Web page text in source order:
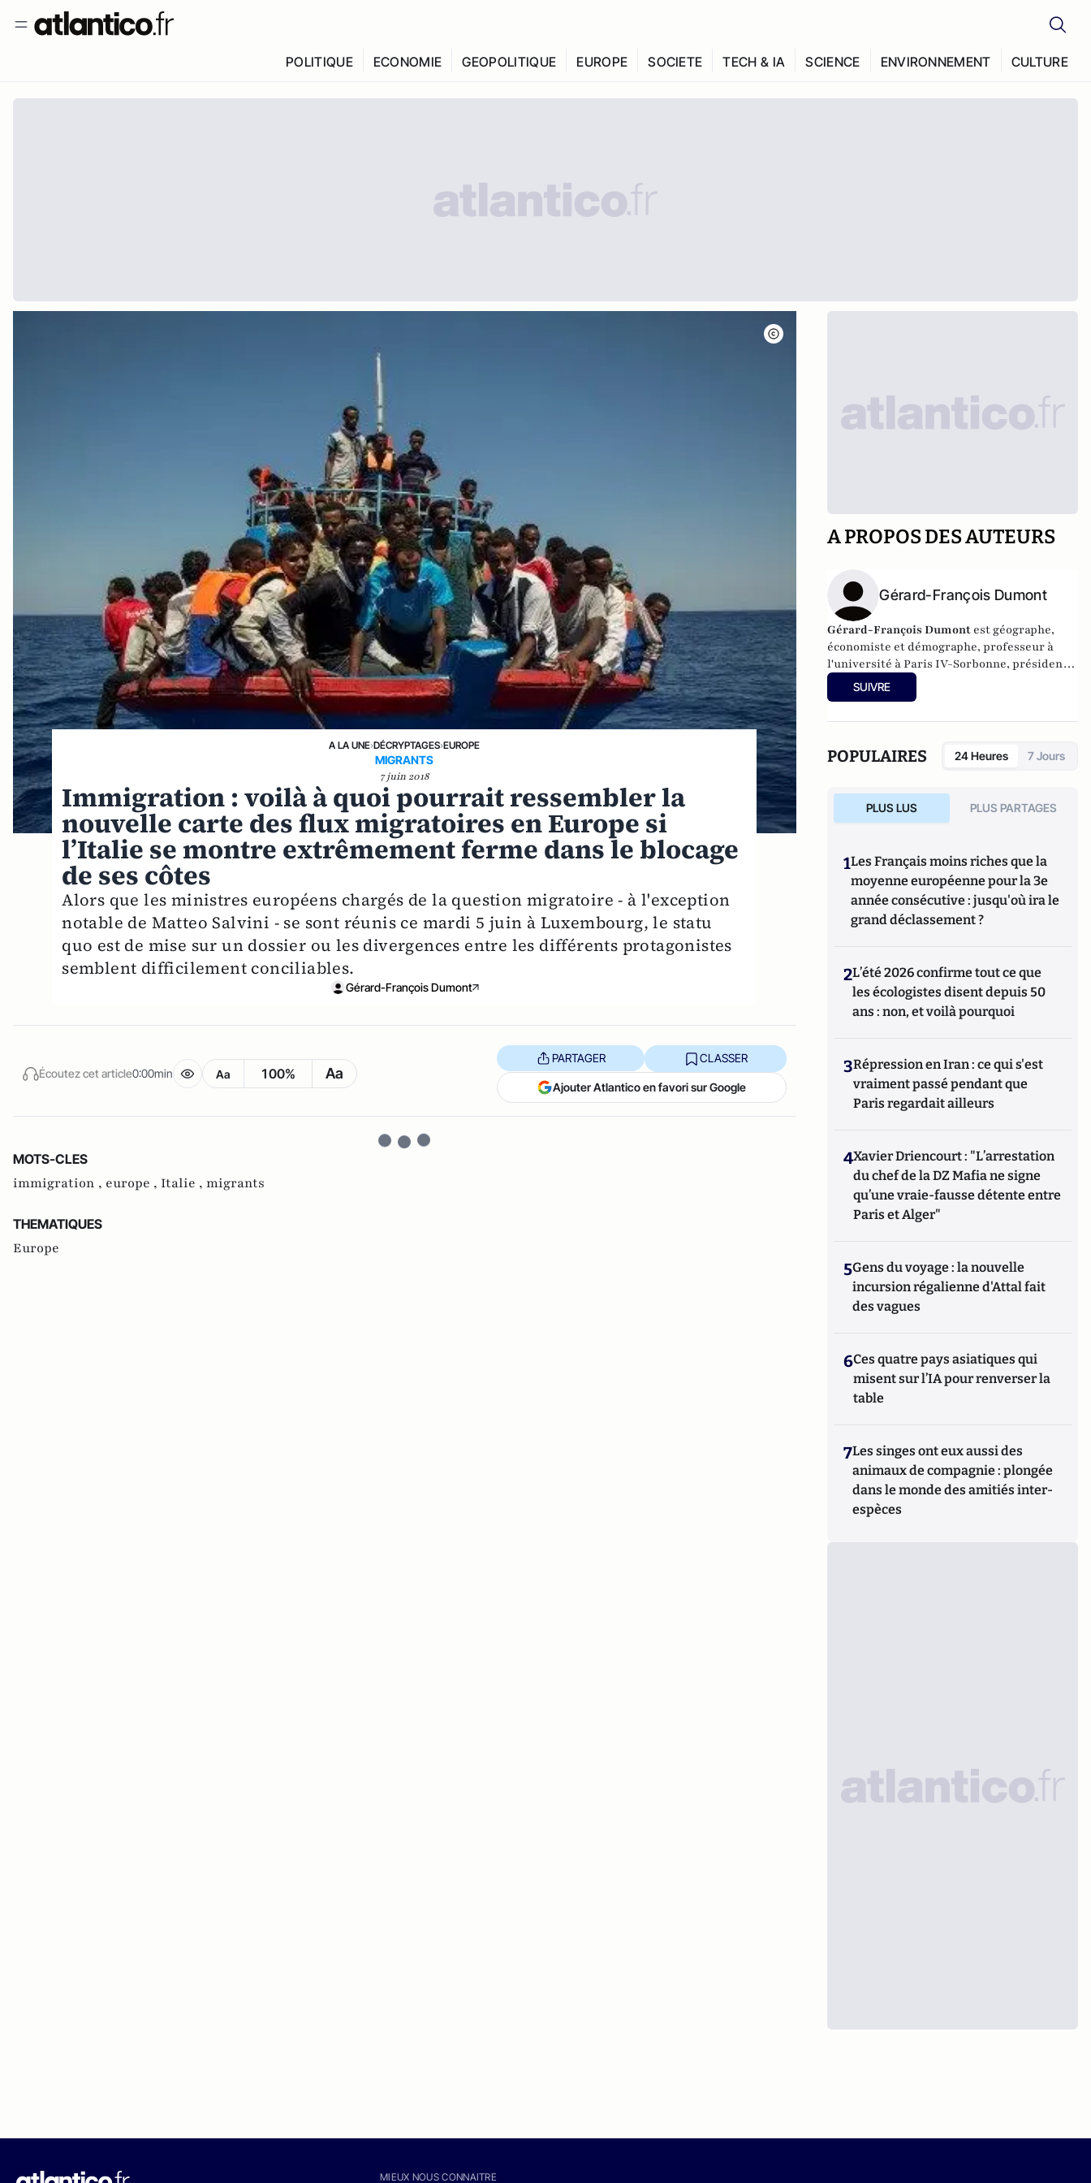
POLITIQUE ECONOMIE GEOPOLITIQUE EUROPE SOCIETE TECH & IA SCIENCE ENVIRONNEMENT CULTURE
A LA UNE›DÉCRYPTAGES›EUROPE
MIGRANTS
7 juin 2018
Immigration : voilà à quoi pourrait ressembler la
nouvelle carte des flux migratoires en Europe si
l’Italie se montre extrêmement ferme dans le blocage
de ses côtes
Alors que les ministres européens chargés de la question migratoire - à l'exception
notable de Matteo Salvini - se sont réunis ce mardi 5 juin à Luxembourg, le statu
quo est de mise sur un dossier ou les divergences entre les différents protagonistes
semblent difficilement conciliables.
Gérard-François Dumont
Écoutez cet article0:00min Aa 100% Aa
PARTAGER CLASSER
Ajouter Atlantico en favori sur Google
MOTS-CLES
immigration , europe , Italie , migrants
THEMATIQUES
Europe
A PROPOS DES AUTEURS
Gérard-François Dumont
Gérard-François Dumont est géographe,
économiste et démographe, professeur à
l'université à Paris IV-Sorbonne, président
de la revue Population & Avenir
notamment dePopulations et Territoires de
SUIVRE
POPULAIRES 24 Heures 7 Jours
PLUS LUS PLUS PARTAGES
1Les Français moins riches que la
moyenne européenne pour la 3e
année consécutive : jusqu'où ira le
grand déclassement ?
2L’été 2026 confirme tout ce que
les écologistes disent depuis 50
ans : non, et voilà pourquoi
3Répression en Iran : ce qui s'est
vraiment passé pendant que
Paris regardait ailleurs
4Xavier Driencourt : "L’arrestation
du chef de la DZ Mafia ne signe
qu’une vraie-fausse détente entre
Paris et Alger"
5Gens du voyage : la nouvelle
incursion régalienne d'Attal fait
des vagues
6Ces quatre pays asiatiques qui
misent sur l’IA pour renverser la
table
7Les singes ont eux aussi des
animaux de compagnie : plongée
dans le monde des amitiés inter-
espèces
MIEUX NOUS CONNAITRE